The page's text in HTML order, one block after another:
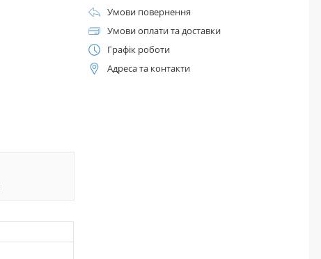
Умови повернення
Умови оплати та доставки
Графік роботи
Адреса та контакти